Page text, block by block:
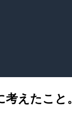
えたこと。